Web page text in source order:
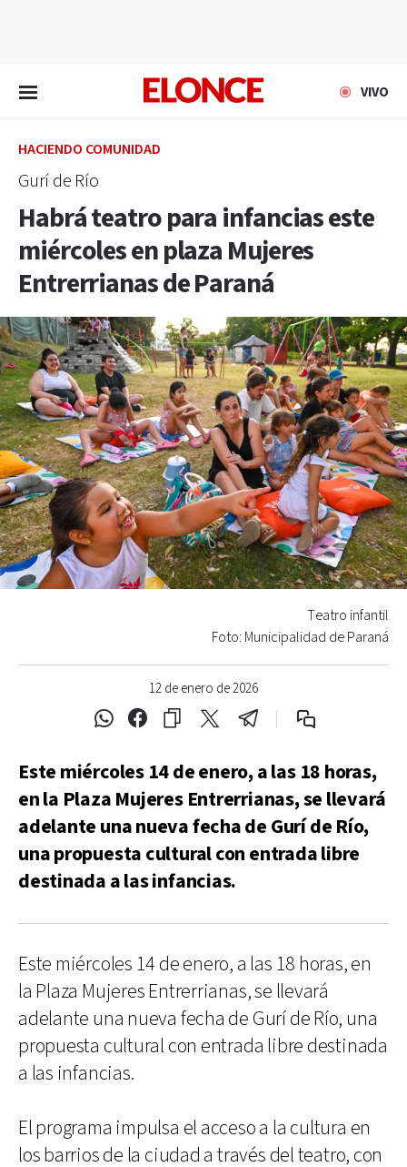
VIVO
HACIENDO COMUNIDAD
Gurí de Río
Habrá teatro para infancias este
miércoles en plaza Mujeres
Entrerrianas de Paraná
12 de enero de 2026
Teatro infantil
Foto: Municipalidad de Paraná
Este miércoles 14 de enero, a las 18 horas,
en la Plaza Mujeres Entrerrianas, se llevará
adelante una nueva fecha de Gurí de Río,
una propuesta cultural con entrada libre
destinada a las infancias.
Este miércoles 14 de enero, a las 18 horas, en
la Plaza Mujeres Entrerrianas, se llevará
adelante una nueva fecha de Gurí de Río, una
propuesta cultural con entrada libre destinada
a las infancias.
El programa impulsa el acceso a la cultura en
los barrios de la ciudad a través del teatro, con